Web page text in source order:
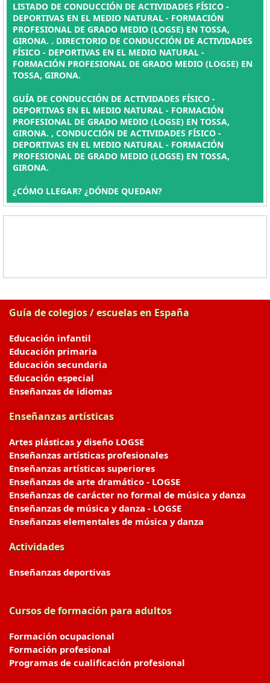
LISTADO DE CONDUCCIÓN DE ACTIVIDADES FÍSICO -
DEPORTIVAS EN EL MEDIO NATURAL - FORMACIÓN
PROFESIONAL DE GRADO MEDIO (LOGSE) EN TOSSA,
GIRONA. . DIRECTORIO DE CONDUCCIÓN DE ACTIVIDADES
FÍSICO - DEPORTIVAS EN EL MEDIO NATURAL -
FORMACIÓN PROFESIONAL DE GRADO MEDIO (LOGSE) EN
TOSSA, GIRONA.
GUÍA DE CONDUCCIÓN DE ACTIVIDADES FÍSICO -
DEPORTIVAS EN EL MEDIO NATURAL - FORMACIÓN
PROFESIONAL DE GRADO MEDIO (LOGSE) EN TOSSA,
GIRONA. , CONDUCCIÓN DE ACTIVIDADES FÍSICO -
DEPORTIVAS EN EL MEDIO NATURAL - FORMACIÓN
PROFESIONAL DE GRADO MEDIO (LOGSE) EN TOSSA,
GIRONA.
¿CÓMO LLEGAR? ¿DÓNDE QUEDAN?
Guía de colegios / escuelas en España
Educación infantil
Educación primaria
Educación secundaria
Educación especial
Enseñanzas de idiomas
Enseñanzas artísticas
Artes plásticas y diseño LOGSE
Enseñanzas artísticas profesionales
Enseñanzas artísticas superiores
Enseñanzas de arte dramático - LOGSE
Enseñanzas de carácter no formal de música y danza
Enseñanzas de música y danza - LOGSE
Enseñanzas elementales de música y danza
Actividades
Enseñanzas deportivas
Cursos de formación para adultos
Formación ocupacional
Formación profesional
Programas de cualificación profesional